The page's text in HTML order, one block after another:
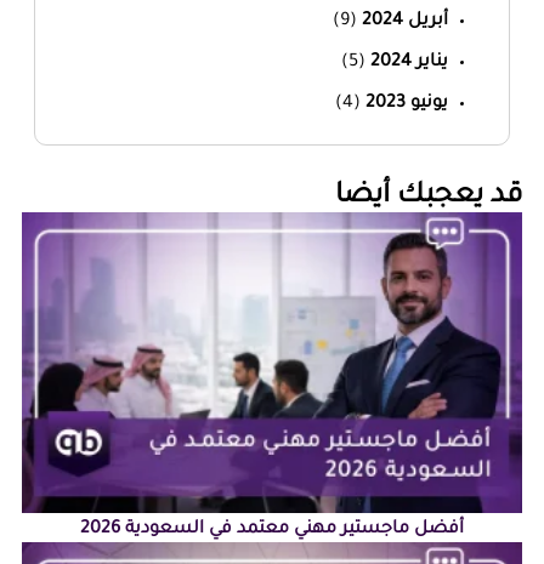
أبريل 2024 (9)
يناير 2024 (5)
يونيو 2023 (4)
‏قد يعجبك أيضا‏
أفضل ماجستير مهني معتمد في السعودية 2026